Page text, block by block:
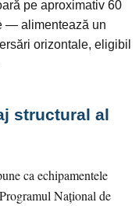
pe aproximativ 60
— alimentează un
orizontale, eligibil
structural al
ca echipamentele
Național de